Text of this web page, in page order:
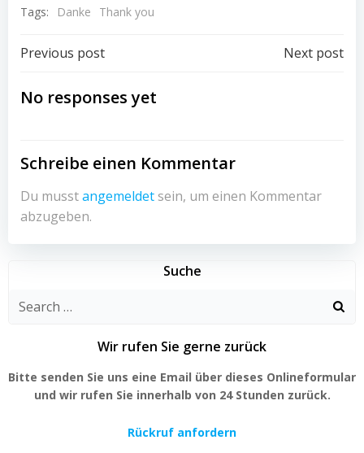
Tags:
Danke Thank you
Post
navigation
Previous post Next post
No responses yet
Schreibe einen Kommentar
Du musstangemeldet sein, um einen Kommentar
abzugeben.
Suche
Search
Wir rufen Sie gerne zurück
Bitte senden Sie uns eine Email über dieses Onlineformular
und wir rufen Sie innerhalb von 24 Stunden zurück.
Rückruf anfordern